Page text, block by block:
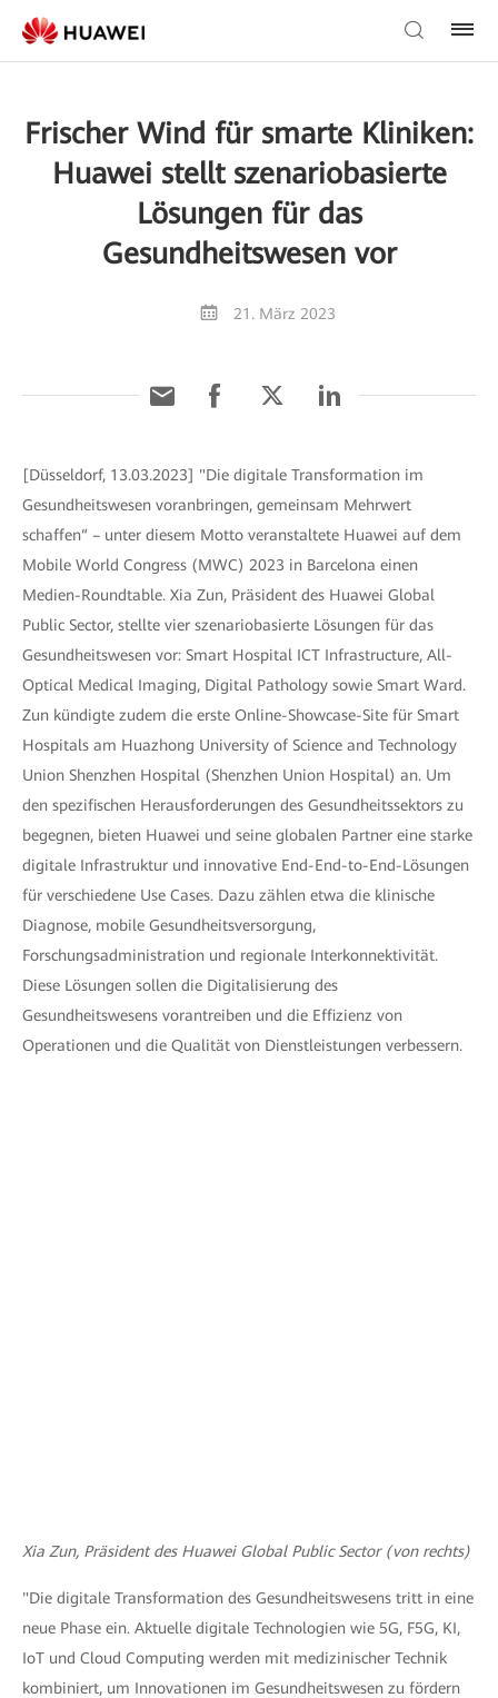
Frischer Wind für smarte Kliniken:
Huawei stellt szenariobasierte
Lösungen für das
Gesundheitswesen vor
21. März 2023
[Düsseldorf, 13.03.2023] "Die digitale Transformation im
Gesundheitswesen voranbringen, gemeinsam Mehrwert
schaffen“ – unter diesem Motto veranstaltete Huawei auf dem
Mobile World Congress (MWC) 2023 in Barcelona einen
Medien-Roundtable. Xia Zun, Präsident des Huawei Global
Public Sector, stellte vier szenariobasierte Lösungen für das
Gesundheitswesen vor: Smart Hospital ICT Infrastructure, All-
Optical Medical Imaging, Digital Pathology sowie Smart Ward.
Zun kündigte zudem die erste Online-Showcase-Site für Smart
Hospitals am Huazhong University of Science and Technology
Union Shenzhen Hospital (Shenzhen Union Hospital) an. Um
den spezifischen Herausforderungen des Gesundheitssektors zu
begegnen, bieten Huawei und seine globalen Partner eine starke
digitale Infrastruktur und innovative End-End-to-End-Lösungen
für verschiedene Use Cases. Dazu zählen etwa die klinische
Diagnose, mobile Gesundheitsversorgung,
Forschungsadministration und regionale Interkonnektivität.
Diese Lösungen sollen die Digitalisierung des
Gesundheitswesens vorantreiben und die Effizienz von
Operationen und die Qualität von Dienstleistungen verbessern.
Xia Zun, Präsident des Huawei Global Public Sector (von rechts)
"Die digitale Transformation des Gesundheitswesens tritt in eine
neue Phase ein. Aktuelle digitale Technologien wie 5G, F5G, KI,
IoT und Cloud Computing werden mit medizinischer Technik
kombiniert, um Innovationen im Gesundheitswesen zu fördern